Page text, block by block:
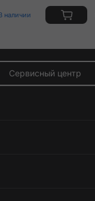
наличии
Сервисный центр